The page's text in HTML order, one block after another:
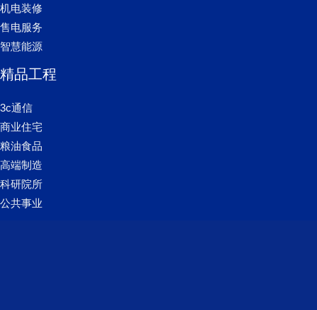
机电装修
售电服务
智慧能源
精品工程
3c通信
商业住宅
粮油食品
高端制造
科研院所
公共事业